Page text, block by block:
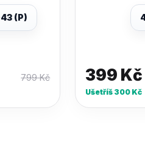
(P)
799Kč 399 Kč
Ušetříš 300 Kč